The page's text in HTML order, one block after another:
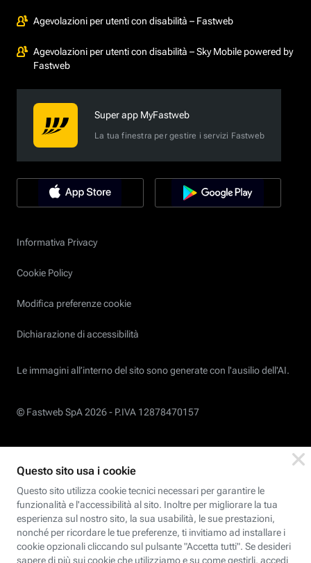
Agevolazioni per utenti con disabilità – Fastweb
Agevolazioni per utenti con disabilità – Sky Mobile powered by
Fastweb
Super app MyFastweb
La tua finestra per gestire i servizi Fastweb
Informativa Privacy
Cookie Policy
Modifica preferenze cookie
Dichiarazione di accessibilità
Le immagini all’interno del sito sono generate con l'ausilio dell'AI.
© Fastweb SpA 2026 - P.IVA 12878470157